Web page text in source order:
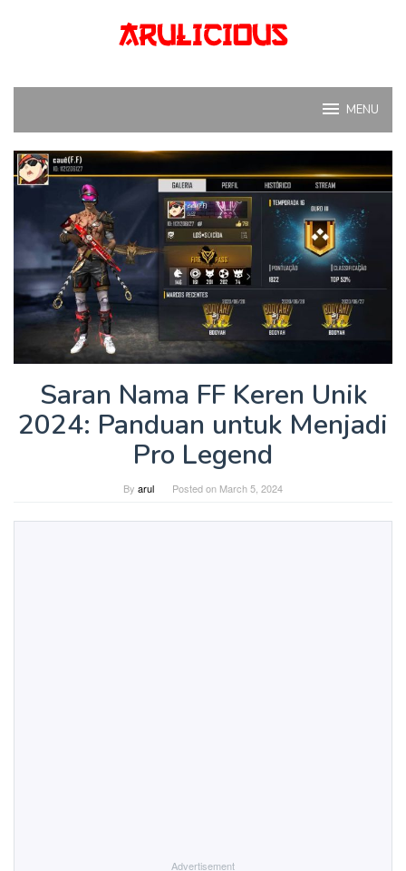
MENU
Saran Nama FF Keren Unik
2024: Panduan untuk Menjadi
Pro Legend
By arul Posted on March 5, 2024
Advertisement